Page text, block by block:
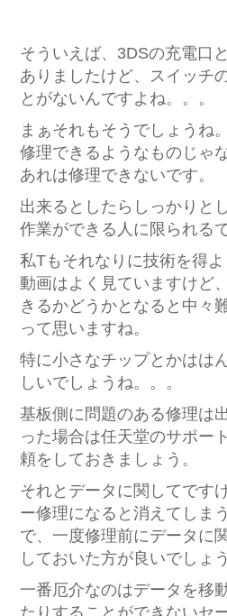
そういえば、3DSの充電口
ありましたけど、スイッチ
とがないんですよね。。。
まぁそれもそうでしょうね
修理できるようなものじゃ
あれは修理できないです。
出来るとしたらしっかりと
作業ができる人に限られ
私Tもそれなりに技術を得
動画はよく見ていますけど
きるかどうかとなると中々
って思いますね。
特に小さなチップとかはは
しいでしょうね。。。
基板側に問題のある修理は
った場合は任天堂のサポー
頼をしておきましょう。
それとデータに関してです
ー修理になると消えてしま
で、一度修理前にデータに
しておいた方が良いでしょう
一番厄介なのはデータを移
たりすることができないセ